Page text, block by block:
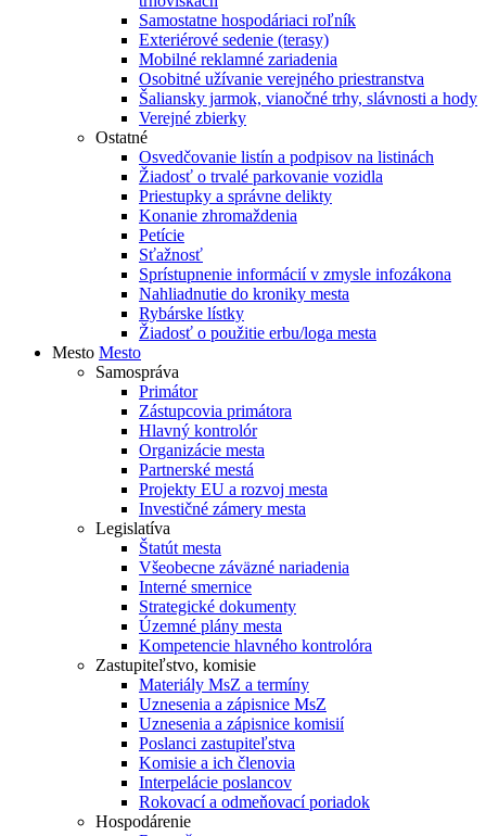
Samostatne hospodáriaci roľník
Exteriérové sedenie (terasy)
Mobilné reklamné zariadenia
Osobitné užívanie verejného priestranstva
Šaliansky jarmok, vianočné trhy, slávnosti a hody
Verejné zbierky
Ostatné
Osvedčovanie listín a podpisov na listinách
Žiadosť o trvalé parkovanie vozidla
Priestupky a správne delikty
Konanie zhromaždenia
Petície
Sťažnosť
Sprístupnenie informácií v zmysle infozákona
Nahliadnutie do kroniky mesta
Rybárske lístky
Žiadosť o použitie erbu/loga mesta
Mesto Mesto
Samospráva
Primátor
Zástupcovia primátora
Hlavný kontrolór
Organizácie mesta
Partnerské mestá
Projekty EU a rozvoj mesta
Investičné zámery mesta
Legislatíva
Štatút mesta
Všeobecne záväzné nariadenia
Interné smernice
Strategické dokumenty
Územné plány mesta
Kompetencie hlavného kontrolóra
Zastupiteľstvo, komisie
Materiály MsZ a termíny
Uznesenia a zápisnice MsZ
Uznesenia a zápisnice komisií
Poslanci zastupiteľstva
Komisie a ich členovia
Interpelácie poslancov
Rokovací a odmeňovací poriadok
Hospodárenie